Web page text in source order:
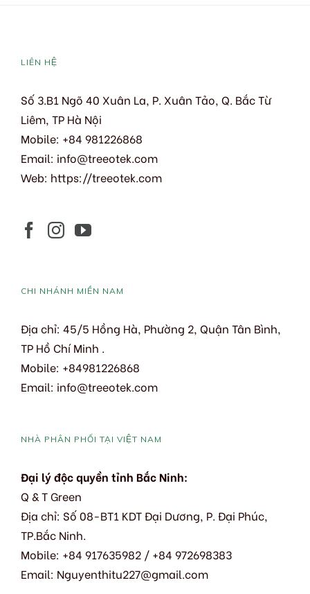
LIÊN HỆ
Số 3.B1 Ngõ 40 Xuân La, P. Xuân Tảo, Q. Bắc Từ
Liêm, TP Hà Nội
Mobile: +84 981226868
Email: info@treeotek.com
Web: https://treeotek.com
CHI NHÁNH MIỀN NAM
Địa chỉ: 45/5 Hồng Hà, Phường 2, Quận Tân Bình,
TP Hồ Chí Minh .
Mobile: +84981226868
Email: info@treeotek.com
NHÀ PHÂN PHỐI TẠI VIỆT NAM
Đại lý độc quyền tỉnh Bắc Ninh:
Q & T Green
Địa chỉ: Số 08-BT1 KDT Đại Dương, P. Đại Phúc,
TP.Bắc Ninh.
Mobile: +84 917635982 / +84 972698383
Email: Nguyenthitu227@gmail.com